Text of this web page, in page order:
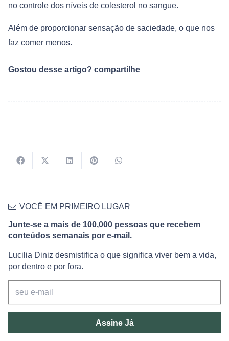
no controle dos níveis de colesterol no sangue.
Além de proporcionar sensação de saciedade, o que nos
faz comer menos.
Gostou desse artigo? compartilhe
VOCÊ EM PRIMEIRO LUGAR
Junte-se a mais de 100,000 pessoas que recebem
conteúdos semanais por e-mail.
Lucilia Diniz desmistifica o que significa viver bem a vida,
por dentro e por fora.
Assine Já